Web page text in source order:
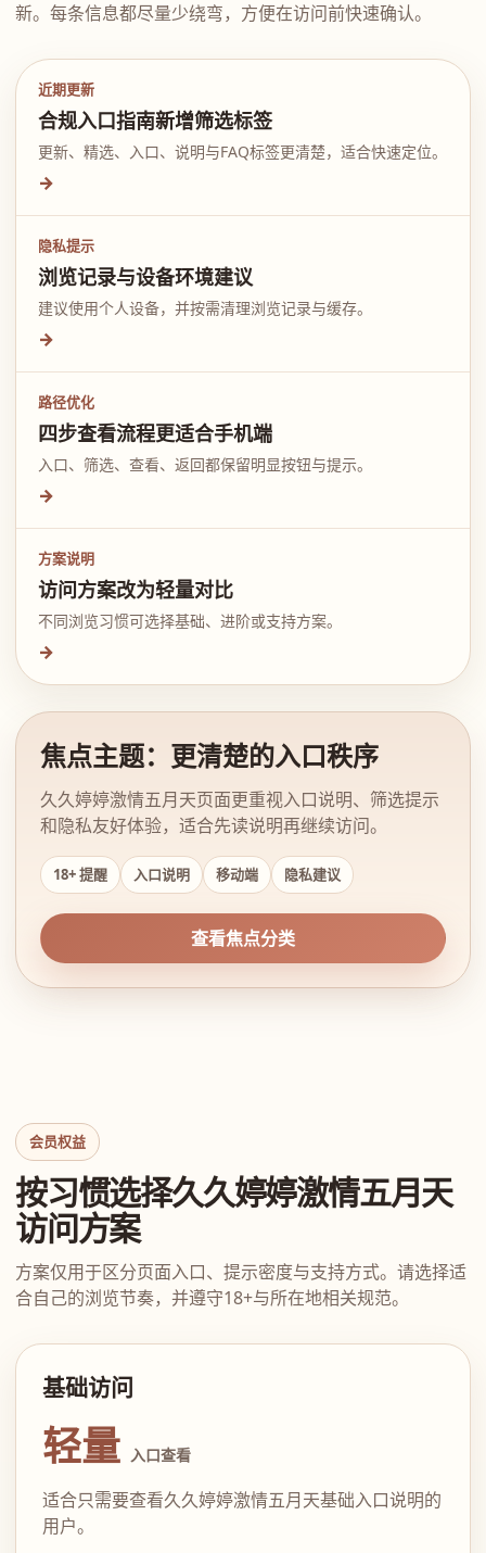
新。每条信息都尽量少绕弯，方便在访问前快速确认。
近期更新
合规入口指南新增筛选标签
更新、精选、入口、说明与FAQ标签更清楚，适合快速定位。
→
隐私提示
浏览记录与设备环境建议
建议使用个人设备，并按需清理浏览记录与缓存。
→
路径优化
四步查看流程更适合手机端
入口、筛选、查看、返回都保留明显按钮与提示。
→
方案说明
访问方案改为轻量对比
不同浏览习惯可选择基础、进阶或支持方案。
→
焦点主题：更清楚的入口秩序
久久婷婷激情五月天页面更重视入口说明、筛选提示
和隐私友好体验，适合先读说明再继续访问。
18+ 提醒 入口说明 移动端 隐私建议
查看焦点分类
会员权益
按习惯选择久久婷婷激情五月天
访问方案
方案仅用于区分页面入口、提示密度与支持方式。请选择适
合自己的浏览节奏，并遵守18+与所在地相关规范。
基础访问
轻量 入口查看
适合只需要查看久久婷婷激情五月天基础入口说明的
用户。